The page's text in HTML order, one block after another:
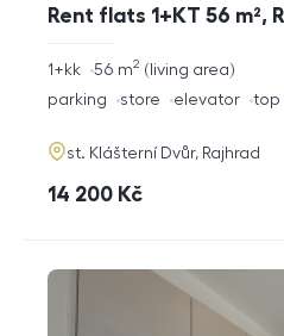
Rent flats 1+KT 56 m²,
rozměry
disposition
1+kk living area
56 m2
funkce
parking store elevator top
adresa
st. Klášterní Dvůr, Rajhrad
cena
14 200 Kč